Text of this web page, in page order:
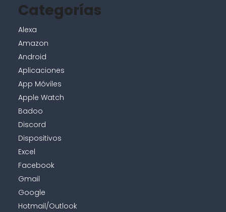
Categorías
Alexa
Amazon
Android
Aplicaciones
App Móviles
Apple Watch
Badoo
Discord
Dispositivos
Excel
Facebook
Gmail
Google
Hotmail/Outlook